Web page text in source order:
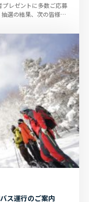
レゼントに多数ご応募
選の結果、次の皆様が
ス運行のご案内